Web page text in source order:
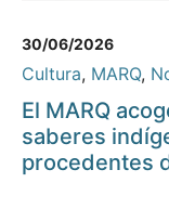
30/06/2026
Cultura, MARQ,
El MARQ
saberes
procedentes